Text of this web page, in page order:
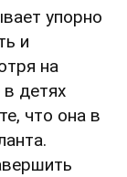
упорно
и
на
детях
что она в